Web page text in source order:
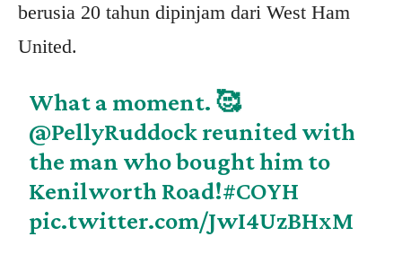
berusia 20 tahun dipinjam dari West Ham
United.
What a moment. 🥰
@PellyRuddockreunited with
the man who bought him to
Kenilworth Road!#COYH
pic.twitter.com/JwI4UzBHxM